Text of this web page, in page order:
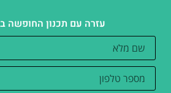
עזרה עם תכנון החופשה